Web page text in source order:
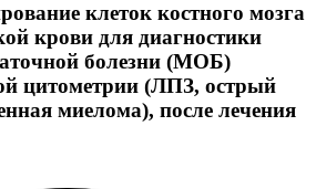
клеток костного мозга
крови для диагностики
болезни (МОБ)
цитометрии (ЛПЗ, острый
миелома), после лечения